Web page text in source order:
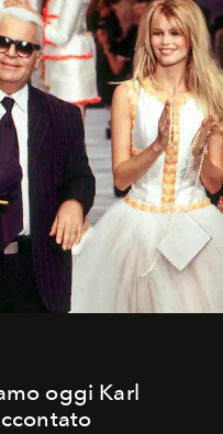
oggi Karl